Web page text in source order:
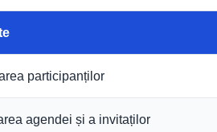
participanților
agendei și a invitaților